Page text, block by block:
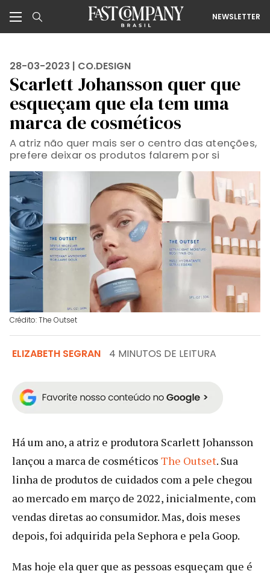
NEWSLETTER
28-03-2023 | CO.DESIGN
Scarlett Johansson quer que
esqueçam que ela tem uma
marca de cosméticos
A atriz não quer mais ser o centro das atenções,
prefere deixar os produtos falarem por si
Crédito: The Outset
ELIZABETH SEGRAN 4 MINUTOS DE LEITURA
Há um ano, a atriz e produtora Scarlett Johansson
lançou a marca de cosméticos The Outset. Sua
linha de produtos de cuidados com a pele chegou
ao mercado em março de 2022, inicialmente, com
vendas diretas ao consumidor. Mas, dois meses
depois, foi adquirida pela Sephora e pela Goop.
Mas hoje ela quer que as pessoas esqueçam que é